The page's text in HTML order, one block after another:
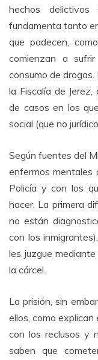
hechos
fundamenta tanto
que padecen,
comienzan a
consumo de
la Fiscalía de
de casos en los
social (que no
Según fuentes del
enfermos mentales
Policía y con los
hacer. La primera
no están
con los
les juzgue
la cárcel.
La prisión, sin
ellos, como
con los reclusos y
saben que